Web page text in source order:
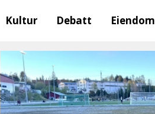
Kultur Debatt Eiendom